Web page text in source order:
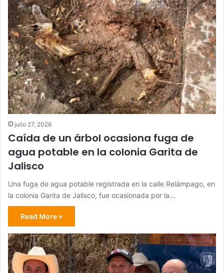
julio 27, 2026
Caída de un árbol ocasiona fuga de
agua potable en la colonia Garita de
Jalisco
Una fuga de agua potable registrada en la calle Relámpago, en
la colonia Garita de Jalisco, fue ocasionada por la…
Read More »